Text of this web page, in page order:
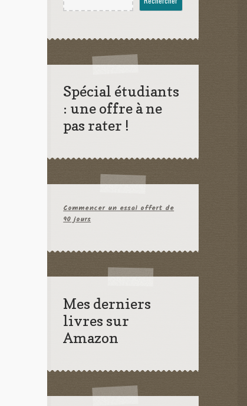
Spécial étudiants
: une offre à ne
pas rater !
Commencer un essai offert de
90 jours
Mes derniers
livres sur
Amazon